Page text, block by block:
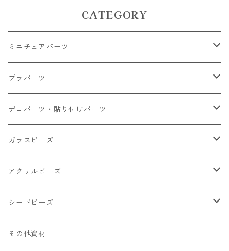
CATEGORY
ミニチュアパーツ
大きいパーツ グラス系
小さいパーツ グラス系
小物
カップ
プラパーツ
ナスカン カニカン
リング イヤリング パーツ
チェーンパーツ
プラチャーム
デコパーツ・貼り付けパーツ
食べ物系
キャンディ
ドーナツ
アニマル系
うさぎ
くま
スライス棒
フレーク カット済
シール付き
ガラスビーズ
ミレフィオリ
ランプワーク
キャッツアイ
アクリルビーズ
丸玉6㎜ ラウンド
丸玉8㎜ ラウンド
シードビーズ
ミックス
その他資材